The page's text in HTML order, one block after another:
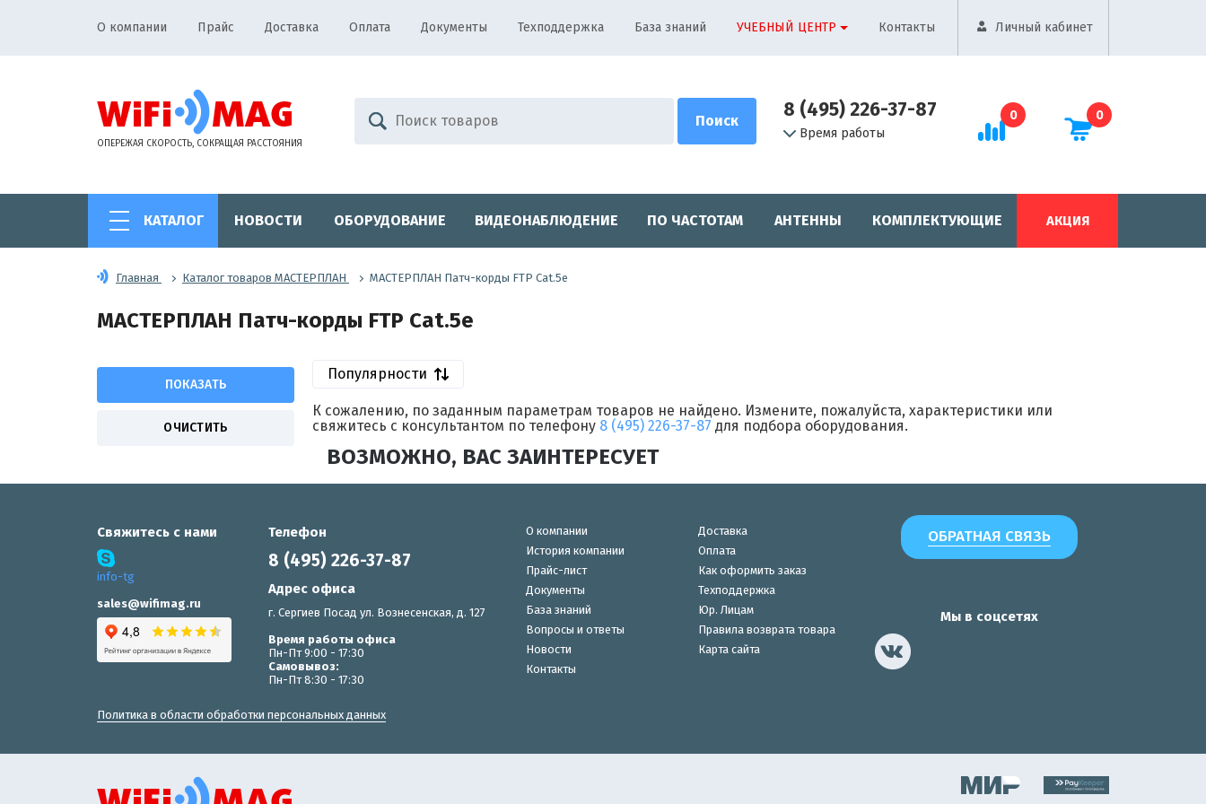
О компании Прайс Доставка Оплата Документы Техподдержка База знаний УЧЕБНЫЙ ЦЕНТР Контакты Личный кабинет
ОПЕРЕЖАЯ СКОРОСТЬ, СОКРАЩАЯ РАССТОЯНИЯ
8 (495) 226-37-87
Время работы
0 0
КАТАЛОГ НОВОСТИ ОБОРУДОВАНИЕ ВИДЕОНАБЛЮДЕНИЕ ПО ЧАСТОТАМ АНТЕННЫ КОМПЛЕКТУЮЩИЕ АКЦИЯ
Главная Каталог товаров МАСТЕРПЛАН МАСТЕРПЛАН Патч-корды FTP Cat.5e
МАСТЕРПЛАН Патч-корды FTP Cat.5e
Популярности
К сожалению, по заданным параметрам товаров не найдено. Измените, пожалуйста, характеристики или
свяжитесь с консультантом по телефону 8 (495) 226-37-87 для подбора оборудования.
ВОЗМОЖНО, ВАС ЗАИНТЕРЕСУЕТ
Свяжитесь с нами
info-tg
sales@wifimag.ru
Телефон
8 (495) 226-37-87
Адрес офиса
г. Сергиев Посад ул. Вознесенская, д. 127
Время работы офиса
Пн-Пт 9:00 - 17:30
Самовывоз:
Пн-Пт 8:30 - 17:30
О компании
История компании
Прайс-лист
Документы
База знаний
Вопросы и ответы
Новости
Контакты
Доставка
Оплата
Как оформить заказ
Техподдержка
Юр. Лицам
Правила возврата товара
Карта сайта
ОБРАТНАЯ СВЯЗЬ
Мы в соцсетях
Политика в области обработки персональных данных